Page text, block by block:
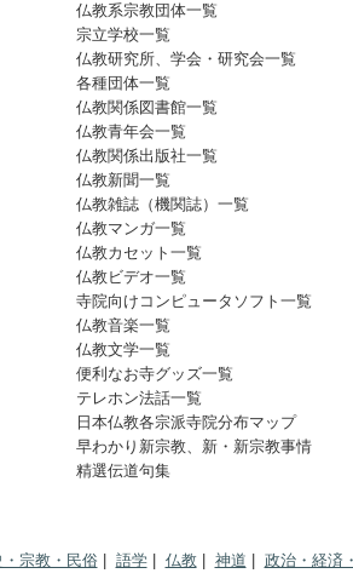
仏教系宗教団体一覧
宗立学校一覧
仏教研究所、学会・研究会一覧
各種団体一覧
仏教関係図書館一覧
仏教青年会一覧
仏教関係出版社一覧
仏教新聞一覧
仏教雑誌（機関誌）一覧
仏教マンガ一覧
仏教カセット一覧
仏教ビデオ一覧
寺院向けコンピュータソフト一覧
仏教音楽一覧
仏教文学一覧
便利なお寺グッズ一覧
テレホン法話一覧
日本仏教各宗派寺院分布マップ
早わかり新宗教、新・新宗教事情
精選伝道句集
・宗教・民俗 語学| 仏教| 神道 政治・経済